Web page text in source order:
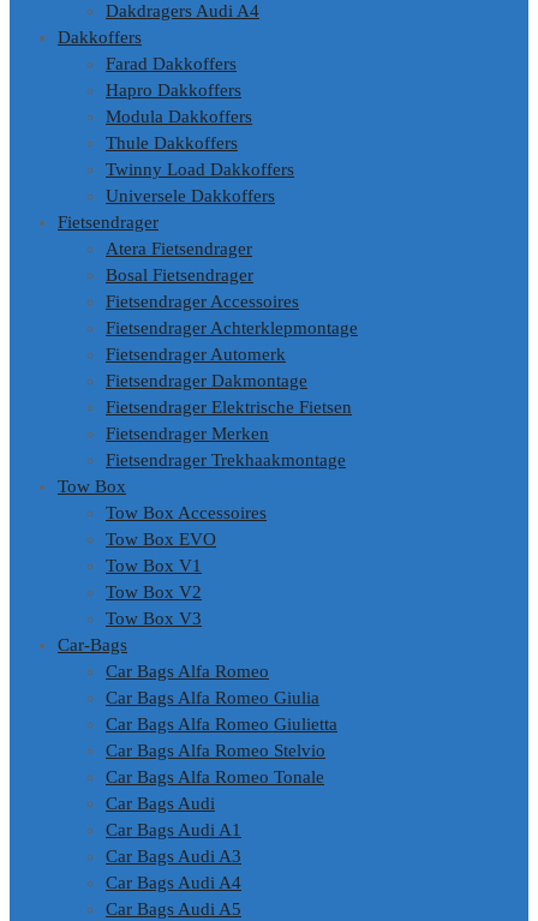
Dakdragers Audi A4
Dakkoffers
Farad Dakkoffers
Hapro Dakkoffers
Modula Dakkoffers
Thule Dakkoffers
Twinny Load Dakkoffers
Universele Dakkoffers
Fietsendrager
Atera Fietsendrager
Bosal Fietsendrager
Fietsendrager Accessoires
Fietsendrager Achterklepmontage
Fietsendrager Automerk
Fietsendrager Dakmontage
Fietsendrager Elektrische Fietsen
Fietsendrager Merken
Fietsendrager Trekhaakmontage
Tow Box
Tow Box Accessoires
Tow Box EVO
Tow Box V1
Tow Box V2
Tow Box V3
Car-Bags
Car Bags Alfa Romeo
Car Bags Alfa Romeo Giulia
Car Bags Alfa Romeo Giulietta
Car Bags Alfa Romeo Stelvio
Car Bags Alfa Romeo Tonale
Car Bags Audi
Car Bags Audi A1
Car Bags Audi A3
Car Bags Audi A4
Car Bags Audi A5